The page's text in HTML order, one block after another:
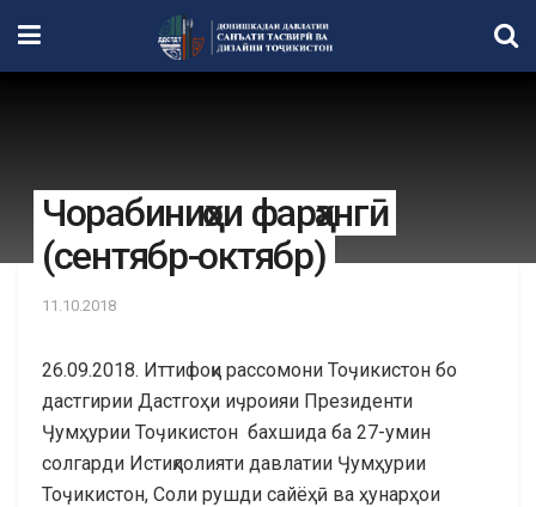
Чорабиниҳои фарҳангӣ
(сентябр-октябр)
11.10.2018
26.09.2018. Иттифоқи рассомони Тоӌикистон бо
дастгирии Дастгоҳи иӌроияи Президенти
Ӌумҳурии Тоӌикистон бахшида ба 27-умин
солгарди Истиқлолияти давлатии Ӌумҳурии
Тоӌикистон, Соли рушди сайёҳӣ ва ҳунарҳои